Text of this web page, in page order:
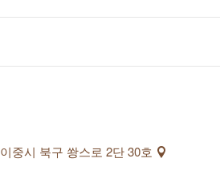
중시 북구 쐉스로 2단 30호